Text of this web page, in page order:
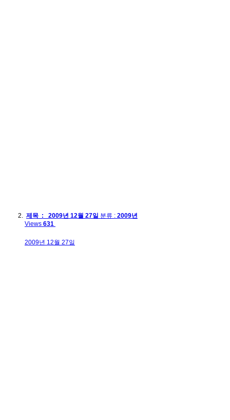
제목 : 2009년 12월 27일 분류 : 2009년
Views 631
2009년 12월 27일